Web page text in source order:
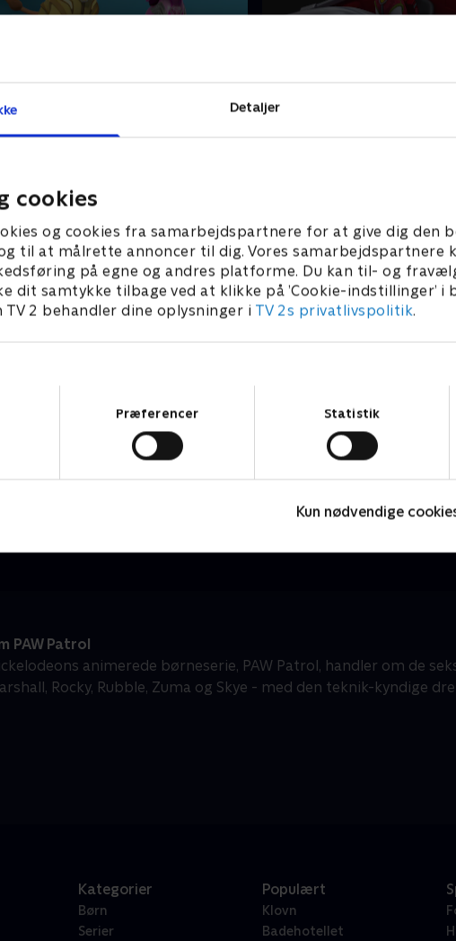
Detaljer
cookies
og cookies fra samarbejdspartnere for at give dig den
til at målrette annoncer til dig. Vores samarbejdspartnere
på egne og andres platforme. Du kan til- og
dit samtykke tilbage ved at klikke på ’Cookie-indstillinger’ i
2 behandler dine oplysninger i TV 2s privatlivspolitik.
Præferencer Statistik
Kun nødvendige
Pack hjælper med at stoppe en
raket. Det råseje slæng
Da Humdinger sejler ind i
Bay’s bro, må Big Truck
PAW Patrol
animerede børneserie, PAW Patrol, handler om de
Rocky, Rubble, Zuma og Skye - med den teknik-kyndige
Kategorier
Børn
Serier
Populært
Klovn
Badehotellet